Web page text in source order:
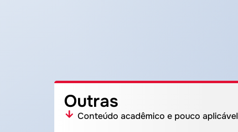
Outras
Conteúdo acadêmico e pouco aplicável